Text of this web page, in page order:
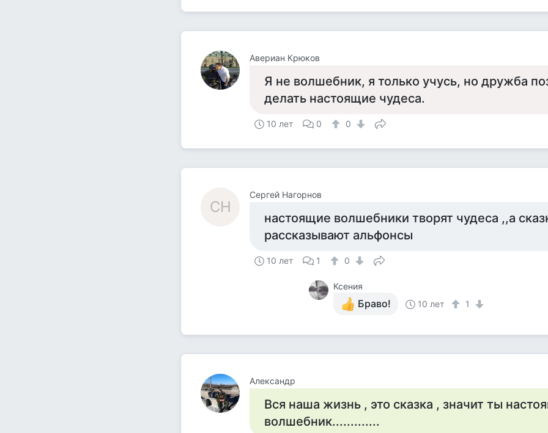
Авериан Крюков
Я не волшебник, я только учусь, но дружба
делать настоящие чудеса.
10 лет 0 0
СН
Сергей Нагорнов
настоящие волшебники творят чудеса ,,а
рассказывают альфонсы
10 лет 1 0
Ксения
Браво! 10 лет 1
Александр
Вся наша жизнь , это сказка , значит ты
волшебник.............